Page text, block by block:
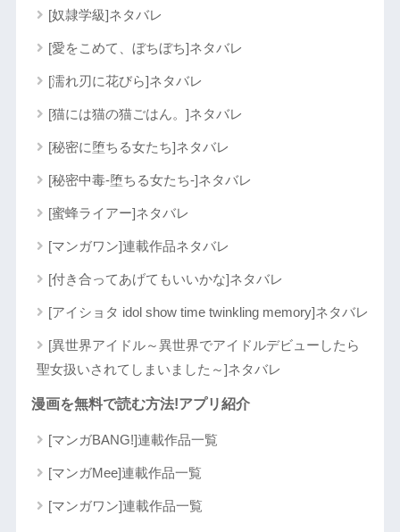
[奴隷学級]ネタバレ
[愛をこめて、ぼちぼち]ネタバレ
[濡れ刃に花びら]ネタバレ
[猫には猫の猫ごはん。]ネタバレ
[秘密に堕ちる女たち]ネタバレ
[秘密中毒-堕ちる女たち-]ネタバレ
[蜜蜂ライアー]ネタバレ
[マンガワン]連載作品ネタバレ
[付き合ってあげてもいいかな]ネタバレ
[アイショタ idol show time twinkling memory]ネタバレ
[異世界アイドル～異世界でアイドルデビューしたら
聖女扱いされてしまいました～]ネタバレ
漫画を無料で読む方法!アプリ紹介
[マンガBANG!]連載作品一覧
[マンガMee]連載作品一覧
[マンガワン]連載作品一覧